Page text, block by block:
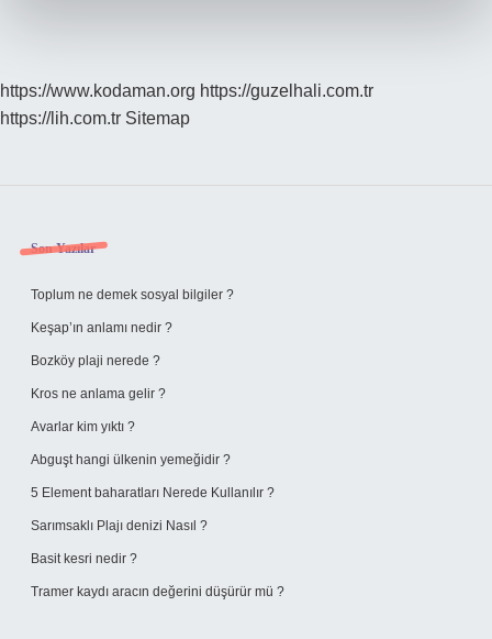
https://www.kodaman.org https://guzelhali.com.tr
https://lih.com.tr Sitemap
Sidebar
Son Yazılar
Toplum ne demek sosyal bilgiler ?
Keşap’ın anlamı nedir ?
Bozköy plaji nerede ?
Kros ne anlama gelir ?
Avarlar kim yıktı ?
Abguşt hangi ülkenin yemeğidir ?
5 Element baharatları Nerede Kullanılır ?
Sarımsaklı Plajı denizi Nasıl ?
Basit kesri nedir ?
Tramer kaydı aracın değerini düşürür mü ?